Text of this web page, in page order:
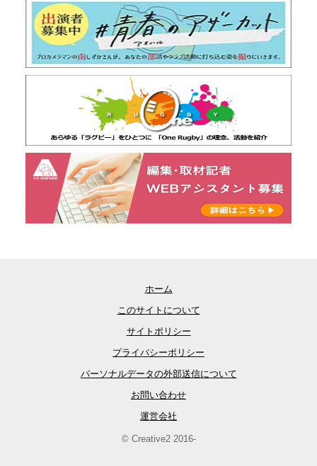
ホーム
このサイトについて
サイトポリシー
プライバシーポリシー
パーソナルデータの外部送信について
お問い合わせ
運営会社
© Creative2 2016-